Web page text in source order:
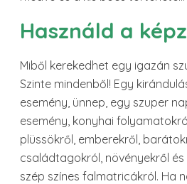
Használd a
Miből kerekedhet egy igazán
Szinte mindenből! Egy
esemény, ünnep, egy szuper
esemény, konyhai
plüssökről, emberekről,
családtagokról, növényekről
szép színes falmatricákról. Ha